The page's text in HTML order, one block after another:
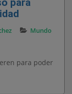
para
Mundo
para poder